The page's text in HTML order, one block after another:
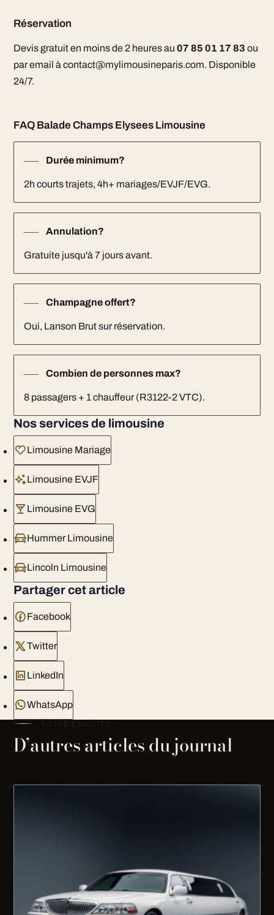
Réservation
Devis gratuit en moins de 2 heures au 07 85 01 17 83 ou
par email à contact@mylimousineparis.com. Disponible
24/7.
FAQ Balade Champs Elysees Limousine
Durée minimum?
2h courts trajets, 4h+ mariages/EVJF/EVG.
Annulation?
Gratuite jusqu'à 7 jours avant.
Champagne offert?
Oui, Lanson Brut sur réservation.
Combien de personnes max?
8 passagers + 1 chauffeur (R3122-2 VTC).
Nos services de limousine
Limousine Mariage
Limousine EVJF
Limousine EVG
Hummer Limousine
Lincoln Limousine
Partager cet article
Facebook
Twitter
LinkedIn
WhatsApp
D’autres articles du journal